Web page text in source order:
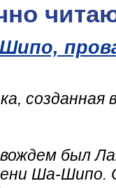
созданная
был
Ша-Шипо.